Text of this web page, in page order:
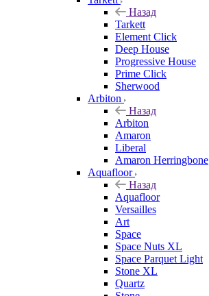
Назад
Tarkett
Element Click
Deep House
Progressive House
Prime Click
Sherwood
Arbiton
Назад
Arbiton
Amaron
Liberal
Amaron Herringbone
Aquafloor
Назад
Aquafloor
Versailles
Art
Space
Space Nuts XL
Space Parquet Light
Stone XL
Quartz